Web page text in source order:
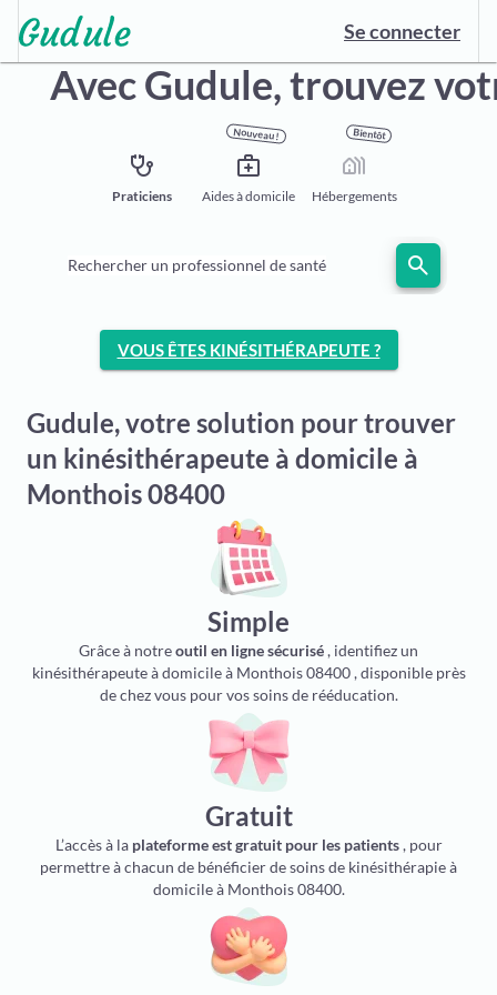
Se connecter
Avec Gudule,trouvez
stethoscope
Praticiens
Nouveau !
medical_services
Aides à domicile
Bientôt
holiday_village
Hébergements
Rechercher un professionnel de santé search
VOUS ÊTES KINÉSITHÉRAPEUTE ?
Gudule, votre solution pour trouver
un kinésithérapeute à domicile à
Monthois 08400
Simple
Grâce à notreoutil en ligne sécurisé, identifiez un
kinésithérapeute à domicile à Monthois 08400 , disponible près
de chez vous pour vos soins de rééducation.
Gratuit
L’accès à la plateforme est gratuit pour les patients, pour
permettre à chacun de bénéficier de soins de kinésithérapie à
domicile à Monthois 08400.